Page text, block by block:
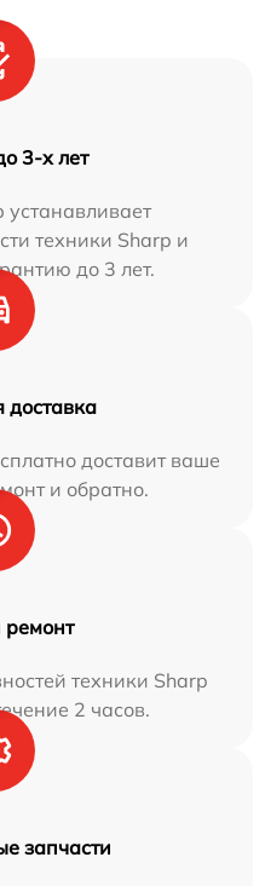
3-х лет
техники Sharp и
до 3 лет.
доставка
доставит ваше
и обратно.
техники Sharp
2 часов.
запчасти